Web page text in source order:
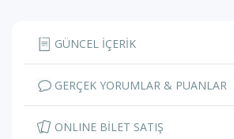
GÜNCEL İÇERİK
GERÇEK YORUMLAR & PUANLAR
ONLINE BİLET SATIŞ